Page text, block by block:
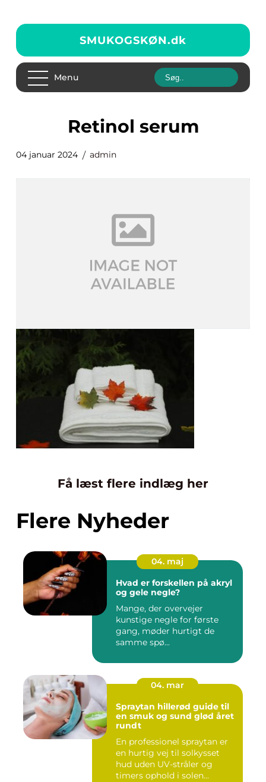
SMUKOGSKØN.dk
Menu
retinol serum
04 januar 2024 admin
Få læst flere indlæg her
Flere Nyheder
04. maj
Hvad er forskellen på akryl
og gele negle?
Mange, der overvejer
kunstige negle for første
gang, møder hurtigt de
samme spø...
04. mar
Spraytan hillerød guide til
en smuk og sund glød året
rundt
En professionel spraytan er
en hurtig vej til solkysset
hud uden UV-stråler og
timers ophold i solen...